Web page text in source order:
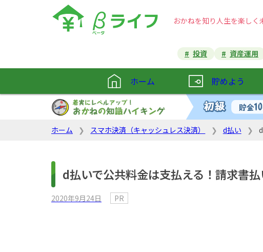
おかねを知り 人生を楽しく
投資 資産運用
ホーム 貯めよう
ホーム スマホ決済（キャッシュレス決済） d払い
d払いで公共料金は支払える！請求書
2020年9月24日 PR